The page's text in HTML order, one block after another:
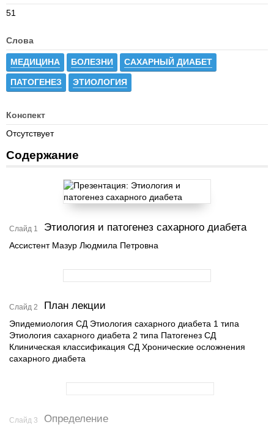
51
Слова
МЕДИЦИНА БОЛЕЗНИ САХАРНЫЙ ДИАБЕТ
ПАТОГЕНЕЗ ЭТИОЛОГИЯ
Конспект
Отсутствует
Содержание
Слайд 1 Этиология и патогенез сахарного диабета
Ассистент Мазур Людмила Петровна
Слайд 2 План лекции
Эпидемиология СД Этиология сахарного диабета 1 типа
Этиология сахарного диабета 2 типа Патогенез СД
Клиническая классификация СД Хронические осложнения
сахарного диабета
Слайд 3 Определение